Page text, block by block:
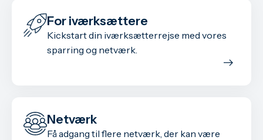
For iværksættere
Kickstart din iværksætterrejse med vores
sparring og netværk.
Netværk
Få adgang til flere netværk, der kan være